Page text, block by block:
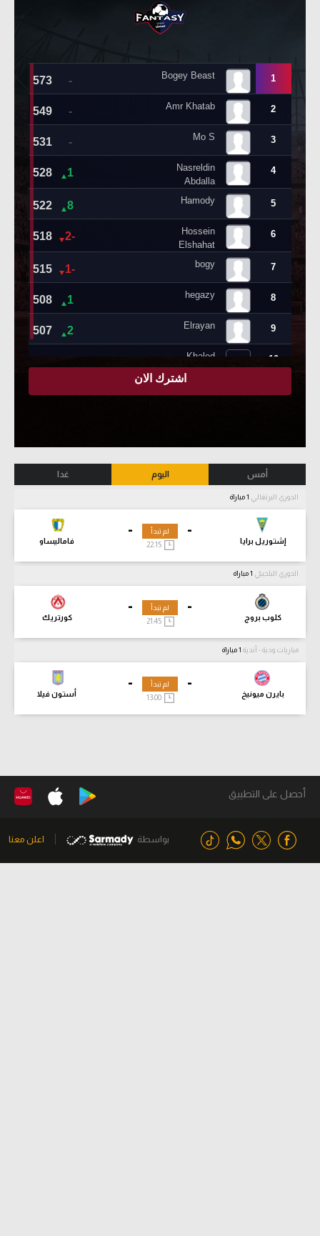
أمس اليوم غدا
الدوري البرتغالي
-
إشتوريل برايا
-
فاماليساو
لم تبدأ
22:15
الدوري البلجيكي
-
كلوب بروج
-
كورتريك
لم تبدأ
21:45
مباريات ودية - أندية
-
بايرن ميونيخ
-
أستون فيلا
لم تبدأ
13:00
أحصل على التطبيق
بواسطة اعلن معنا